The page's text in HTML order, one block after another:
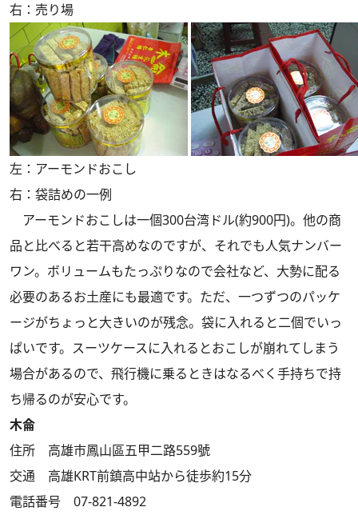
右：売り場
左：アーモンドおこし
右：袋詰めの一例
アーモンドおこしは一個300台湾ドル(約900円)。他の商
品と比べると若干高めなのですが、それでも人気ナンバー
ワン。ボリュームもたっぷりなので会社など、大勢に配る
必要のあるお土産にも最適です。ただ、一つずつのパッケ
ージがちょっと大きいのが残念。袋に入れると二個でいっ
ぱいです。スーツケースに入れるとおこしが崩れてしまう
場合があるので、飛行機に乗るときはなるべく手持ちで持
ち帰るのが安心です。
木侖
住所 高雄市鳳山區五甲二路559號
交通 高雄KRT前鎮高中站から徒歩約15分
電話番号 07-821-4892